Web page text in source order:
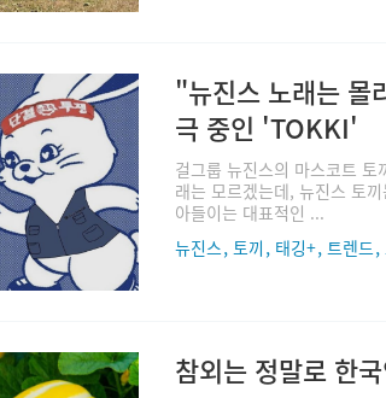
"뉴진스 노래는 몰
극 중인 'TOKKI'
걸그룹 뉴진스의 마스코트
래는 모르겠는데, 뉴진스 토
아들이는 대표적인 ...
뉴진스, 토끼, 태깅+, 트렌드,
참외는 정말로 한